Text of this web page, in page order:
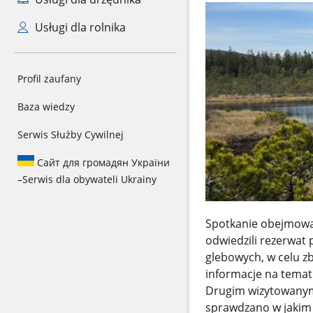
Usługi dla rolnika
Profil zaufany
Baza wiedzy
Serwis Służby Cywilnej
Сайт для громадян України
–Serwis dla obywateli Ukrainy
Spotkanie
odwiedzili rezerwat
glebowych, w celu
informacje na
Drugim
sprawdzano w